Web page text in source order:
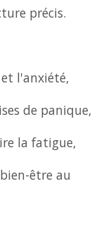
précis.
l'anxiété,
de panique,
la fatigue,
être au